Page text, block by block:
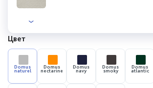
Цвет
Domus
naturel
Domus
nectarine
Domus
navy
Domus
smoky
Domus
atlantic